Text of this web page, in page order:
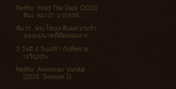
Netflix: Hold The Dark (2018)
หิมะ หมาป่า อาถรรพ์ ...
พี่มาก..พระโขนง ตีแผ่ความรัก
ของแม่นาคที่มีต่อพ่อมาก
3 วันดี 4 วันเศร้า กับพี่ทราย
เจริญปุระ
Netflix: American Vandal
(2018: Season 2)